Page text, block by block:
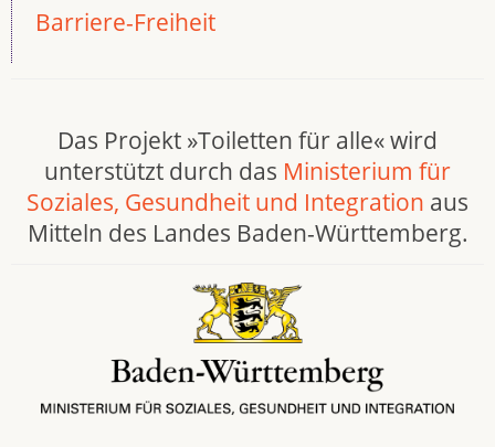
Barriere-Freiheit
Das Projekt »Toiletten für alle« wird
unterstützt durch das Ministerium für
Soziales, Gesundheit und Integration aus
Mitteln des Landes Baden-Württemberg.